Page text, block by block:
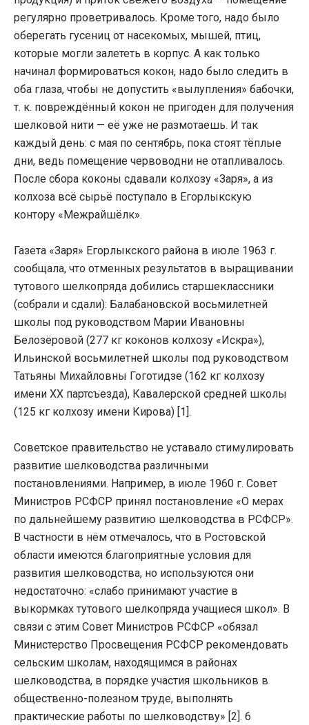
регулярно проветривалось. Кроме того, надо было
оберегать гусениц от насекомых, мышей, птиц,
которые могли залететь в корпус. А как только
начинал формироваться кокон, надо было следить в
оба глаза, чтобы не допустить «вылупления» бабочки,
т. к. повреждённый кокон не пригоден для получения
шелковой нити — её уже не размотаешь. И так
каждый день: с мая по сентябрь, пока стоят тёплые
дни, ведь помещение червоводни не отапливалось.
После сбора коконы сдавали колхозу «Заря», а из
колхоза всё сырьё поступало в Егорлыкскую
контору «Межрайшёлк».
Газета «Заря» Егорлыкского района в июле 1963 г.
сообщала, что отменных результатов в выращивании
тутового шелкопряда добились старшеклассники
(собрали и сдали): Балабановской восьмилетней
школы под руководством Марии Ивановны
Белозёровой (277 кг коконов колхозу «Искра»),
Ильинской восьмилетней школы под руководством
Татьяны Михайловны Гоготидзе (162 кг колхозу
имени XX партсъезда), Кавалерской средней школы
(125 кг колхозу имени Кирова) [1].
Советское правительство не уставало стимулировать
развитие шелководства различными
постановлениями. Например, в июле 1960 г. Совет
Министров РСФСР принял постановление «О мерах
по дальнейшему развитию шелководства в РСФСР».
В частности в нём отмечалось, что в Ростовской
области имеются благоприятные условия для
развития шелководства, но используются они
недостаточно: «слабо принимают участие в
выкормках тутового шелкопряда учащиеся школ». В
связи с этим Совет Министров РСФСР «обязал
Министерство Просвещения РСФСР рекомендовать
сельским школам, находящимся в районах
шелководства, в порядке участия школьников в
общественно-полезном труде, выполнять
практические работы по шелководству» [2]. 6